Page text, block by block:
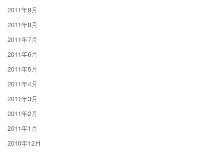
2011年9月
2011年8月
2011年7月
2011年6月
2011年5月
2011年4月
2011年3月
2011年2月
2011年1月
2010年12月